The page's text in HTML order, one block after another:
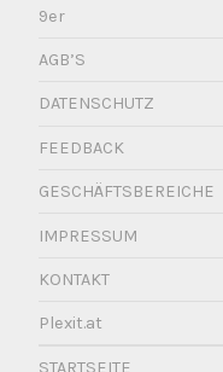
9er
AGB’S
DATENSCHUTZ
FEEDBACK
GESCHÄFTSBEREICHE
IMPRESSUM
KONTAKT
Plexit.at
STARTSEITE